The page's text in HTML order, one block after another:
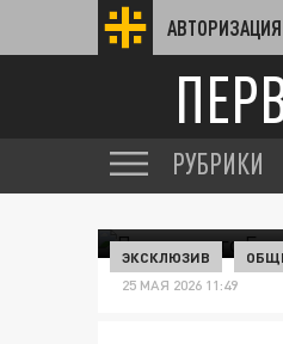
АВТОРИЗАЦИЯ
РУБРИКИ
ЭКСКЛЮЗИВ
25 МАЯ 2026 11:49